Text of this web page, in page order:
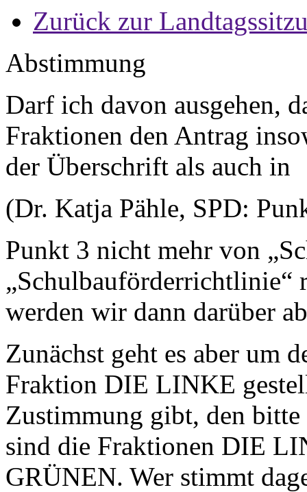
Zurück zur
Abstimmung
Darf ich davon ausgehen,
Fraktionen den Antrag
der Überschrift als auch in
(Dr. Katja Pähle, SPD:
Punkt 3 nicht mehr von
„Schulbauförderrichtlinie“
werden wir dann darüber
Zunächst geht es aber um
Fraktion DIE LINKE
Zustimmung gibt, den
sind die Fraktionen DIE
GRÜNEN. Wer stimmt